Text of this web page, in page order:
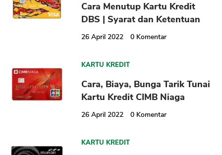
Cara Menutup Kartu Kredit
DBS | Syarat dan Ketentuan
26 April 2022 0 Komentar
KARTU KREDIT
Cara, Biaya, Bunga Tarik Tunai
Kartu Kredit CIMB Niaga
26 April 2022 0 Komentar
KARTU KREDIT